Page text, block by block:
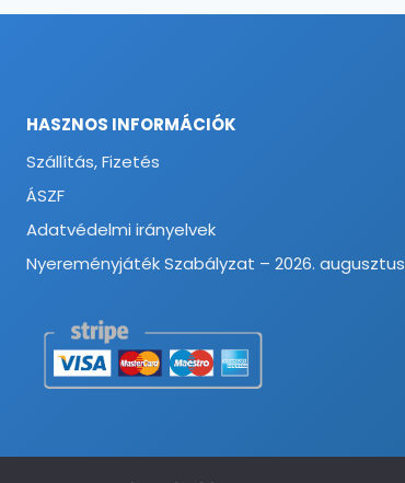
HASZNOS INFORMÁCIÓK
Szállítás, Fizetés
ÁSZF
Adatvédelmi irányelvek
Nyereményjáték Szabályzat – 2026. augusztus